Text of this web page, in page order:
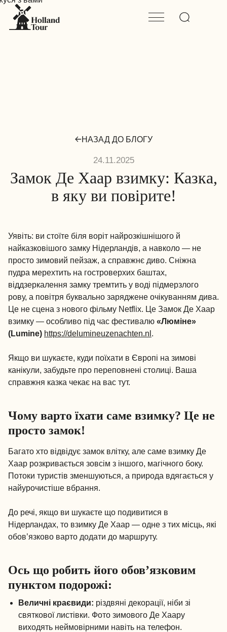
НАЗАД ДО БЛОГУ
24.11.2025
Замок Де Хаар взимку: Казка,
в яку ви повірите!
Уявіть: ви стоїте біля воріт найрозкішнішого й
найказковішого замку Нідерландів, а навколо — не
просто зимовий пейзаж, а справжнє диво. Сніжна
пудра мерехтить на гостроверхих баштах,
віддзеркалення замку тремтить у воді підмерзлого
рову, а повітря буквально заряджене очікуванням дива.
Це не сцена з нового фільму Netflix. Це Замок Де Хаар
взимку — особливо під час фестивалю «Люміне»
(Lumine) https://delumineuzenachten.nl .
Якщо ви шукаєте, куди поїхати в Європі на зимові
канікули, забудьте про переповнені столиці. Ваша
справжня казка чекає на вас тут.
Чому варто їхати саме взимку? Це не
просто замок!
Багато хто відвідує замок влітку, але саме взимку Де
Хаар розкривається зовсім з іншого, магічного боку.
Потоки туристів зменшуються, а природа вдягається у
найурочистіше вбрання.
До речі, якщо ви шукаєте що подивитися в
Нідерландах, то взимку Де Хаар — одне з тих місць, які
обов’язково варто додати до маршруту.
Ось що робить його обов’язковим
пунктом подорожі:
Величні краєвиди: різдвяні декорації, ніби зі
святкової листівки. Фото зимового Де Хаару
виходять неймовірними навіть на телефон.